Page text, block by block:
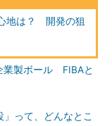
地は？ 開発の狙
業製ボール FIBAと
って、どんなとこ